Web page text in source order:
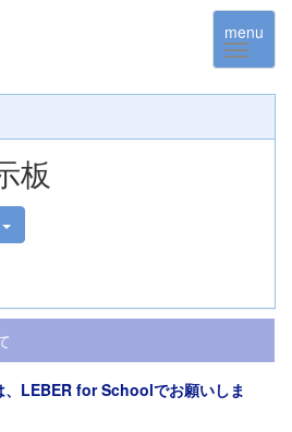
menu
板
LEBER for Schoolでお願いしま